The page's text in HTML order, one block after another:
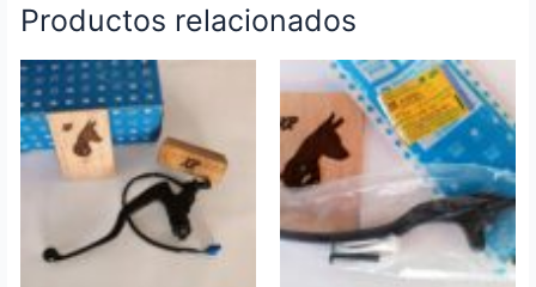
Productos relacionados